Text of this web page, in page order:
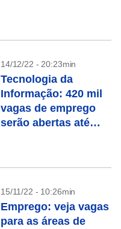
14/12/22 - 20:23min
Tecnologia da
Informação: 420 mil
vagas de emprego
serão abertas até
15/11/22 - 10:26min
Emprego: veja vagas
para as áreas de